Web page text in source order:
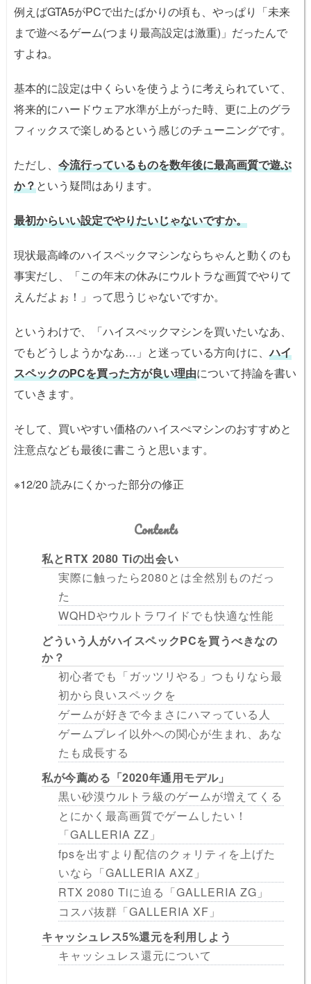
例えばGTA5がPCで出たばかりの頃も、やっぱり「未来
まで遊べるゲーム(つまり最高設定は激重)」だったんで
すよね。
基本的に設定は中くらいを使うように考えられていて、
将来的にハードウェア水準が上がった時、更に上のグラ
フィックスで楽しめるという感じのチューニングです。
ただし、 今流行っているものを数年後に最高画質で遊ぶ
か？という疑問はあります。
最初からいい設定でやりたいじゃないですか。
現状最高峰のハイスペックマシンならちゃんと動くのも
事実だし、「この年末の休みにウルトラな画質でやりて
えんだよぉ！」って思うじゃないですか。
というわけで、「ハイスぺックマシンを買いたいなあ、
でもどうしようかなあ…」と迷っている方向けに、ハイ
スペックのPCを買った方が良い理由について持論を書い
ていきます。
そして、買いやすい価格のハイスぺマシンのおすすめと
注意点なども最後に書こうと思います。
※12/20 読みにくかった部分の修正
Contents
私とRTX 2080 Tiの出会い
実際に触ったら2080とは全然別ものだっ
た
WQHDやウルトラワイドでも快適な性能
どういう人がハイスペックPCを買うべきなの
か？
初心者でも「ガッツリやる」つもりなら最
初から良いスペックを
ゲームが好きで今まさにハマっている人
ゲームプレイ以外への関心が生まれ、あな
たも成長する
私が今薦める「2020年通用モデル」
黒い砂漠ウルトラ級のゲームが増えてくる
とにかく最高画質でゲームしたい！
「GALLERIA ZZ」
fpsを出すより配信のクォリティを上げた
いなら「GALLERIA AXZ」
RTX 2080 Tiに迫る「GALLERIA ZG」
コスパ抜群「GALLERIA XF」
キャッシュレス5%還元を利用しよう
キャッシュレス還元について